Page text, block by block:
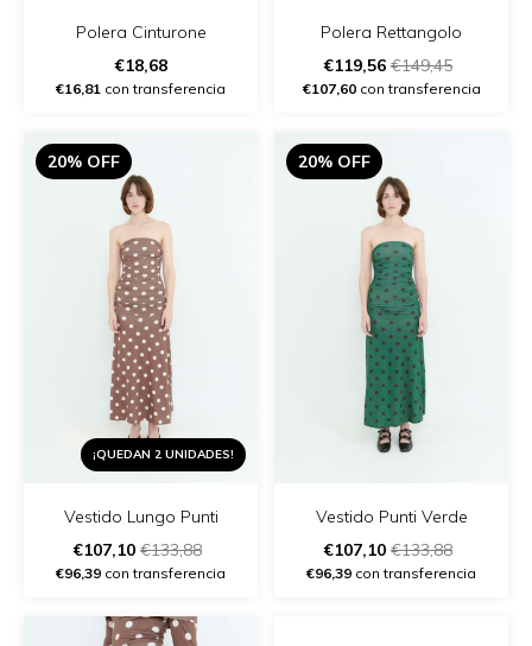
Polera Cinturone
€18,68
€16,81 con transferencia
Polera Rettangolo
€119,56 €149,45
€107,60con transferencia
20% OFF
¡QUEDAN 2 UNIDADES!
Vestido Lungo Punti
€107,10 €133,88
€96,39 con transferencia
20% OFF
Vestido Punti Verde
€107,10 €133,88
€96,39 con transferencia